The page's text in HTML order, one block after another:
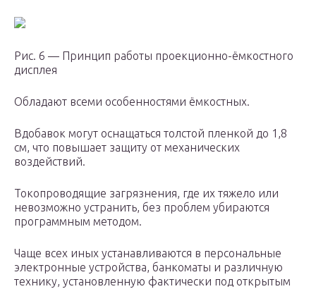
Рис. 6 — Принцип работы проекционно-ёмкостного
дисплея
Обладают всеми особенностями ёмкостных.
Вдобавок могут оснащаться толстой пленкой до 1,8
см, что повышает защиту от механических
воздействий.
Токопроводящие загрязнения, где их тяжело или
невозможно устранить, без проблем убираются
программным методом.
Чаще всех иных устанавливаются в персональные
электронные устройства, банкоматы и различную
технику, установленную фактически под открытым